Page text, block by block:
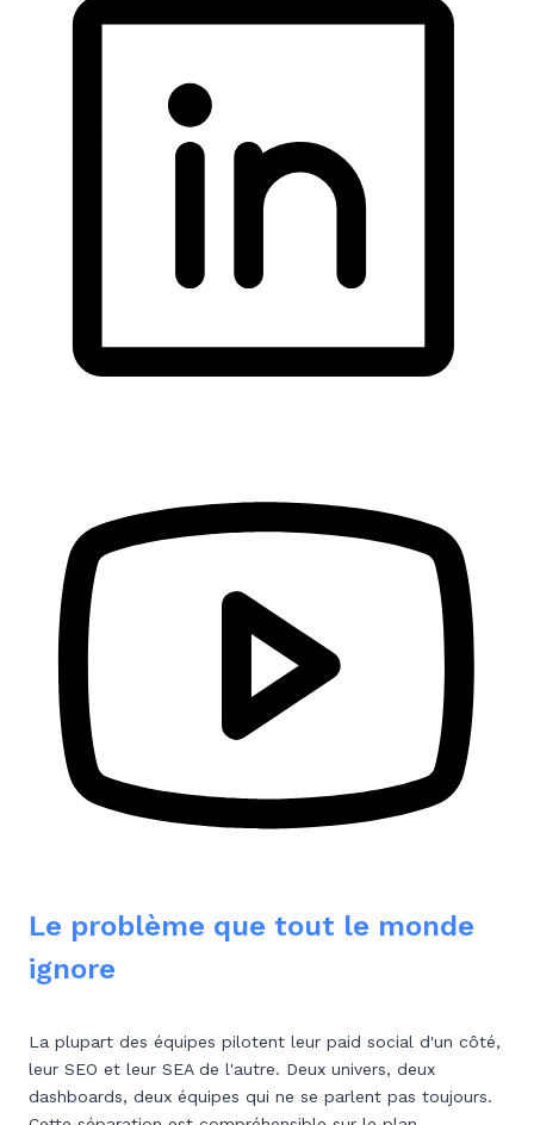
Le problème que tout le monde
ignore
La plupart des équipes pilotent leur paid social d'un côté,
leur SEO et leur SEA de l'autre. Deux univers, deux
dashboards, deux équipes qui ne se parlent pas toujours.